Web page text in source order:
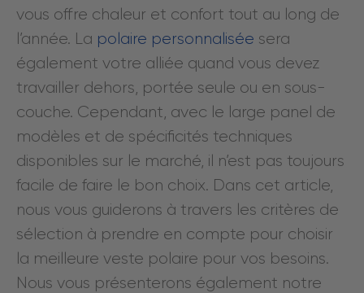
vous offre chaleur et confort tout au long de
l’année. La polaire personnalisée sera
également votre alliée quand vous devez
travailler dehors, portée seule ou en sous-
couche. Cependant, avec le large panel de
modèles et de spécificités techniques
disponibles sur le marché, il n’est pas toujours
facile de faire le bon choix. Dans cet article,
nous vous guiderons à travers les critères de
sélection à prendre en compte pour choisir
la meilleure veste polaire pour vos besoins.
Nous vous présenterons également notre